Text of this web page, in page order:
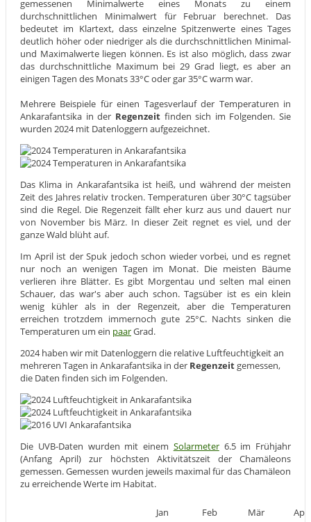
gemessenen Minimalwerte eines Monats zu einem
durchschnittlichen Minimalwert für Februar berechnet. Das
bedeutet im Klartext, dass einzelne Spitzenwerte eines Tages
deutlich höher oder niedriger als die durchschnittlichen Minimal-
und Maximalwerte liegen können. Es ist also möglich, dass zwar
das durchschnittliche Maximum bei 29 Grad liegt, es aber an
einigen Tagen des Monats 33°C oder gar 35°C warm war.
Mehrere Beispiele für einen Tagesverlauf der Temperaturen in
Ankarafantsika in der Regenzeitfinden sich im Folgenden. Sie
wurden 2024 mit Datenloggern aufgezeichnet.
Das Klima in Ankarafantsika ist heiß, und während der meisten
Zeit des Jahres relativ trocken. Temperaturen über 30°C tagsüber
sind die Regel. Die Regenzeit fällt eher kurz aus und dauert nur
von November bis März. In dieser Zeit regnet es viel, und der
ganze Wald blüht auf.
Im April ist der Spuk jedoch schon wieder vorbei, und es regnet
nur noch an wenigen Tagen im Monat. Die meisten Bäume
verlieren ihre Blätter. Es gibt Morgentau und selten mal einen
Schauer, das war's aber auch schon. Tagsüber ist es ein klein
wenig kühler als in der Regenzeit, aber die Temperaturen
erreichen trotzdem immernoch gute 25°C. Nachts sinken die
Temperaturen um ein paarGrad.
2024 haben wir mit Datenloggern die relative Luftfeuchtigkeit an
mehreren Tagen in Ankarafantsika in der Regenzeitgemessen,
die Daten finden sich im Folgenden.
Die UVB-Daten wurden mit einem Solarmeter6.5 im Frühjahr
(Anfang April) zur höchsten Aktivitätszeit der Chamäleons
gemessen. Gemessen wurden jeweils maximal für das Chamäleon
zu erreichende Werte im Habitat.
Jan Feb Mär
Apr